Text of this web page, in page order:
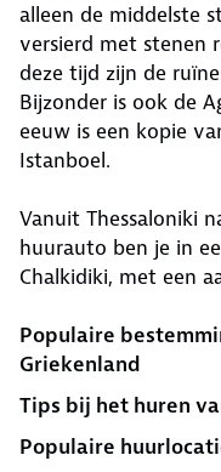
alleen de middelste
versierd met stenen
deze tijd zijn de
Bijzonder is ook de
eeuw is een kopie
Istanboel.
Vanuit Thessaloniki
huurauto ben je in
Chalkidiki, met een
Populaire
Griekenland
Tips bij het huren
Populaire